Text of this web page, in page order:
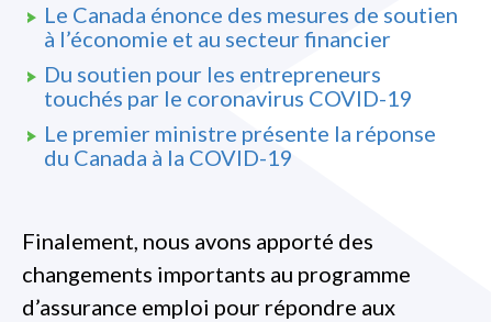
Le Canada énonce des mesures de soutien
à l’économie et au secteur financier
Du soutien pour les entrepreneurs
touchés par le coronavirus COVID-19
Le premier ministre présente la réponse
du Canada à la COVID-19
Finalement, nous avons apporté des
changements importants au programme
d’assurance emploi pour répondre aux